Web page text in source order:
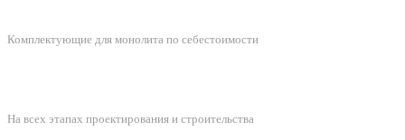
Комплектующие для монолита по себестоимости
На всех этапах проектирования и строительства